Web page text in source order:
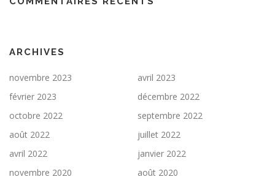
ARCHIVES
novembre 2023
avril 2023
février 2023
décembre 2022
octobre 2022
septembre 2022
août 2022
juillet 2022
avril 2022
janvier 2022
novembre 2020
août 2020